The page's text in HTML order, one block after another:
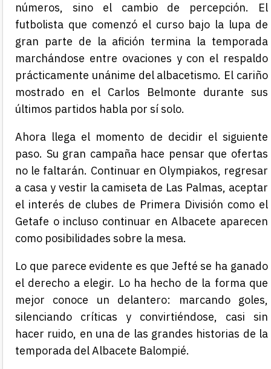
números, sino el cambio de percepción. El
futbolista que comenzó el curso bajo la lupa de
gran parte de la afición termina la temporada
marchándose entre ovaciones y con el respaldo
prácticamente unánime del albacetismo. El cariño
mostrado en el Carlos Belmonte durante sus
últimos partidos habla por sí solo.
Ahora llega el momento de decidir el siguiente
paso. Su gran campaña hace pensar que ofertas
no le faltarán. Continuar en Olympiakos, regresar
a casa y vestir la camiseta de Las Palmas, aceptar
el interés de clubes de Primera División como el
Getafe o incluso continuar en Albacete aparecen
como posibilidades sobre la mesa.
Lo que parece evidente es que Jefté se ha ganado
el derecho a elegir. Lo ha hecho de la forma que
mejor conoce un delantero: marcando goles,
silenciando críticas y convirtiéndose, casi sin
hacer ruido, en una de las grandes historias de la
temporada del Albacete Balompié.